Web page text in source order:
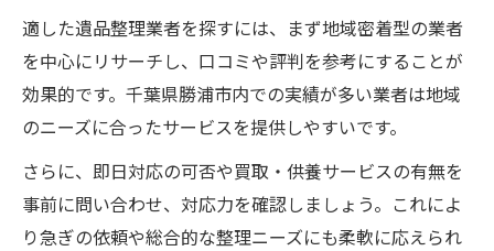
適した遺品整理業者を探すには、まず地域密着型の業者
を中心にリサーチし、口コミや評判を参考にすることが
効果的です。千葉県勝浦市内での実績が多い業者は地域
のニーズに合ったサービスを提供しやすいです。
さらに、即日対応の可否や買取・供養サービスの有無を
事前に問い合わせ、対応力を確認しましょう。これによ
り急ぎの依頼や総合的な整理ニーズにも柔軟に応えられ